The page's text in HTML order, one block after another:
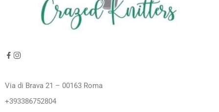
Via di Brava 21 – 00163 Roma
+393386752804